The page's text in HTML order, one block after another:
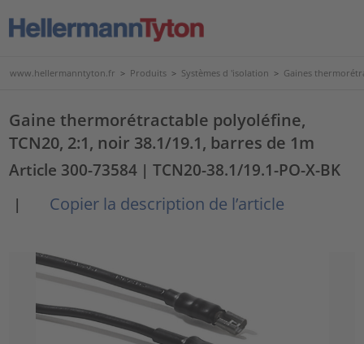
www.hellermanntyton.fr > Produits > Systèmes d 'isolation > Gaines
Gaine thermorétractable polyoléfine,
TCN20, 2:1, noir 38.1/19.1, barres de 1m
Article 300-73584 | TCN20-38.1/19.1-PO-X-BK
|
Copier la description de l’article